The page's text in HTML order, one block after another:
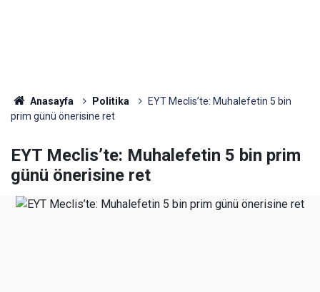
Anasayfa Politika
EYT Meclis’te: Muhalefetin 5 bin
prim günü önerisine ret
EYT Meclis’te: Muhalefetin 5 bin prim
günü önerisine ret